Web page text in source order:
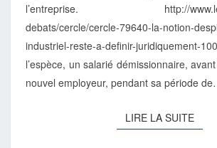
l’entreprise. http://
debats/cercle/cercle-79640-la-notion-
industriel-reste-a-definir-juridiquement-
l’espèce, un salarié démissionnaire,
nouvel employeur, pendant sa période
LIRE LA SUITELIRE
LA